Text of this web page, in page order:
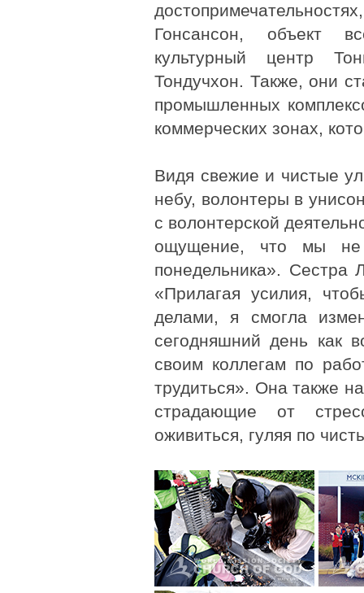
Гонсансон, объект
культурный центр
Тондучхон. Также, они
промышленных
коммерческих зонах,
Видя свежие и чистые
небу, волонтеры в
с волонтерской
ощущение, что мы не
понедельника».
«Прилагая усилия,
делами, я смогла
сегодняшний день как
своим коллегам по
трудиться». Она также
страдающие от
оживиться, гуляя по